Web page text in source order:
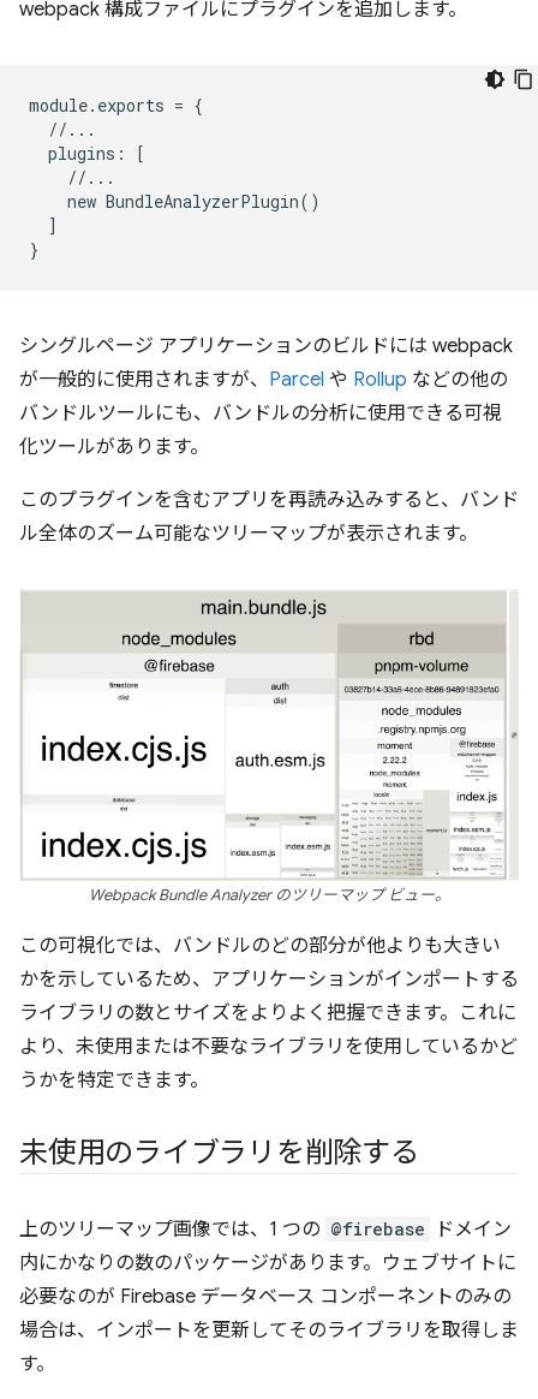
webpack 構成ファイルにプラグインを追加します。
module. exports = {
//...
plugins :
[
//...
new BundleAnalyzerPlugin()
]
}
シングルページ アプリケーションのビルドには webpack
が一般的に使用されますが、 Parcel や Rollup などの他の
バンドルツールにも、バンドルの分析に使用できる可視
化ツールがあります。
このプラグインを含むアプリを再読み込みすると、バンド
ル全体のズーム可能なツリーマップが表示されます。
Webpack Bundle Analyzer のツリーマップ ビュー。
この可視化では、バンドルのどの部分が他よりも大きい
かを示しているため、アプリケーションがインポートする
ライブラリの数とサイズをよりよく把握できます。これに
より、未使用または不要なライブラリを使用しているかど
うかを特定できます。
未使用のライブラリを削除する
上のツリーマップ画像では、1 つの @firebase
ドメイン
内にかなりの数のパッケージがあります。ウェブサイトに
必要なのが Firebase データベース コンポーネントのみの
場合は、インポートを更新してそのライブラリを取得しま
す。